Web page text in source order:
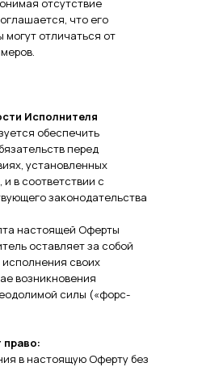
отсутствие
что его
могут отличаться от
Исполнителя
обеспечить
перед
установленных
в соответствии с
законодательства
настоящей Оферты
оставляет за собой
исполнения своих
возникновения
силы («форс-
право:
в настоящую Оферту без